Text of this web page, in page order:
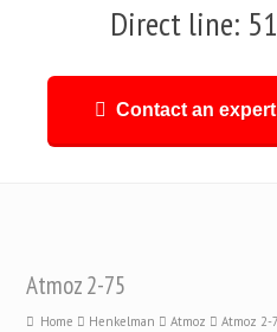
Direct line:
Contact an
Atmoz 2-75
Home Henkelman Atmoz Atmoz 2-